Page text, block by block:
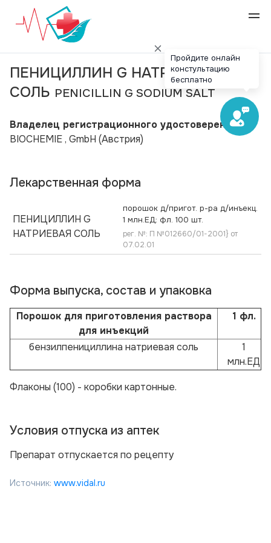
ПЕНИЦИЛЛИН G НАТРИЕВАЯ
СОЛЬ PENICILLIN G SODIUM SALT
Владелец регистрационного удостоверения:
BIOCHEMIE , GmbH (Австрия)
Лекарственная форма
ПЕНИЦИЛЛИН G
НАТРИЕВАЯ СОЛЬ
порошок д/пригот. р-ра д/инъекц.
1 млн.ЕД: фл. 100 шт.
рег. №: П №012660/01-2001} от
07.02.01
Форма выпуска, состав и упаковка
Порошок для приготовления раствора
для инъекций
1 фл.
бензилпенициллина натриевая соль
1
млн.ЕД
Флаконы (100) - коробки картонные.
Условия отпуска из аптек
Препарат отпускается по рецепту
Источник: www.vidal.ru
Пройдите онлайн
констультацию
бесплатно